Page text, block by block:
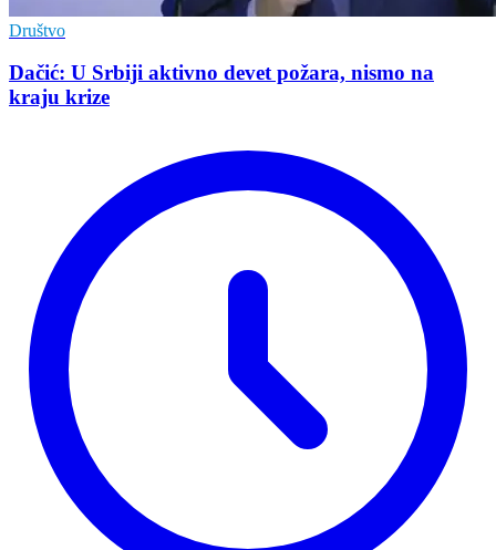
Društvo
Dačić: U Srbiji aktivno devet požara, nismo na
kraju krize